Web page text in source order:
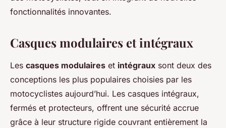
fonctionnalités innovantes.
Casques modulaires et intégraux
Les casques modulaires et intégraux sont deux des
conceptions les plus populaires choisies par les
motocyclistes aujourd’hui. Les casques intégraux,
fermés et protecteurs, offrent une sécurité accrue
grâce à leur structure rigide couvrant entièrement la